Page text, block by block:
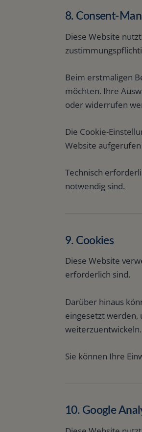
8. Consent-
Diese Website
Beim erstmaligen
möchten. Ihre
oder widerrufen
Die Cookie-
Website
Technisch
notwendig sind.
9. Cookies
Diese Website
erforderlich sind.
Darüber hinaus
eingesetzt werden,
weiterzuentwickeln.
Sie können Ihre
10. Google